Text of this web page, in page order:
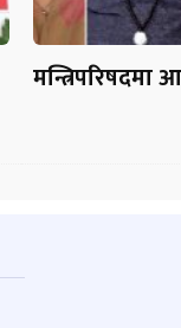
मन्त्रिपरिषदमा